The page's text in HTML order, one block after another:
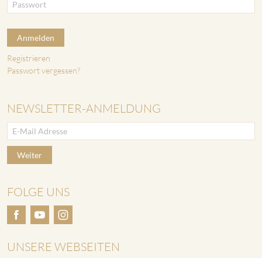
Anmelden
Registrieren
Passwort vergessen?
NEWSLETTER-ANMELDUNG
Weiter
FOLGE UNS
UNSERE WEBSEITEN